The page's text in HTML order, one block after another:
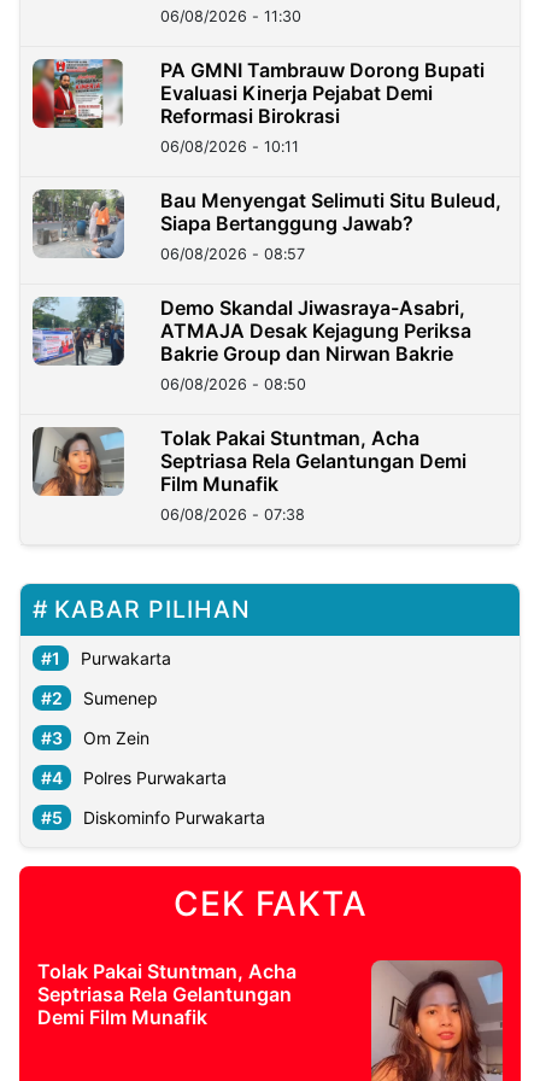
06/08/2026 - 11:30
PA GMNI Tambrauw Dorong Bupati
Evaluasi Kinerja Pejabat Demi
Reformasi Birokrasi
06/08/2026 - 10:11
Bau Menyengat Selimuti Situ Buleud,
Siapa Bertanggung Jawab?
06/08/2026 - 08:57
Demo Skandal Jiwasraya-Asabri,
ATMAJA Desak Kejagung Periksa
Bakrie Group dan Nirwan Bakrie
06/08/2026 - 08:50
Tolak Pakai Stuntman, Acha
Septriasa Rela Gelantungan Demi
Film Munafik
06/08/2026 - 07:38
KABAR PILIHAN
Purwakarta
Sumenep
Om Zein
Polres Purwakarta
Diskominfo Purwakarta
CEK FAKTA
Tolak Pakai Stuntman, Acha
Septriasa Rela Gelantungan
Demi Film Munafik